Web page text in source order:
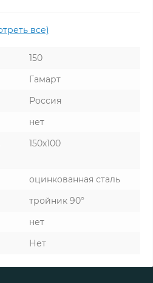
все)
150
Гамарт
Россия
нет
150x100
оцинкованная сталь
тройник 90°
нет
Нет